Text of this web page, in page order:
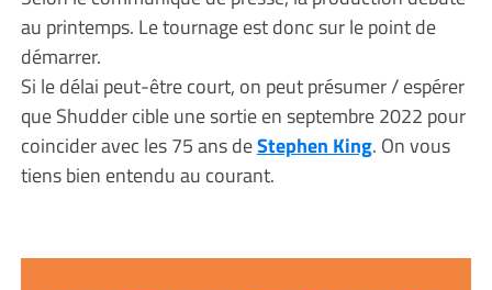
au printemps. Le tournage est donc sur le point de
démarrer.
Si le délai peut-être court, on peut présumer / espérer
que Shudder cible une sortie en septembre 2022 pour
coincider avec les 75 ans deStephen King. On vous
tiens bien entendu au courant.